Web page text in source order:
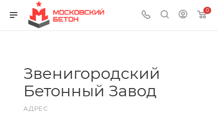
0
Звенигородский
Бетонный Завод
АДРЕС